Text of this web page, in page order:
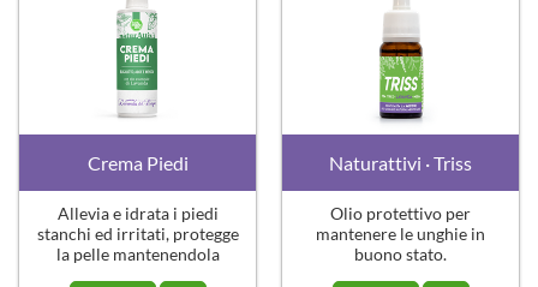
Crema Piedi
Allevia e idrata i piedi
stanchi ed irritati, protegge
la pelle mantenendola
Naturattivi · Triss
Olio protettivo per
mantenere le unghie in
buono stato.